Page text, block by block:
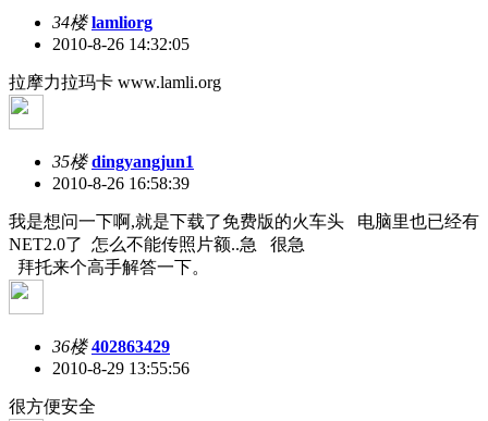
34楼 lamliorg
2010-8-26 14:32:05
拉摩力拉玛卡 www.lamli.org
35楼 dingyangjun1
2010-8-26 16:58:39
我是想问一下啊,就是下载了免费版的火车头 电脑里也已经有
NET2.0了 怎么不能传照片额..急 很急
拜托来个高手解答一下。
36楼 402863429
2010-8-29 13:55:56
很方便安全